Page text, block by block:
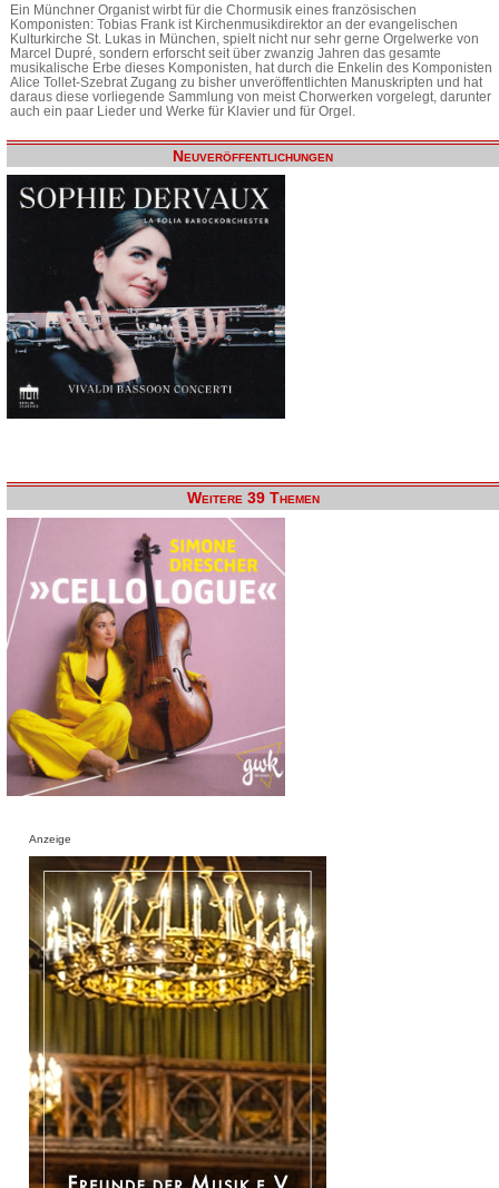
Ein Münchner Organist wirbt für die Chormusik eines französischen
Komponisten: Tobias Frank ist Kirchenmusikdirektor an der evangelischen
Kulturkirche St. Lukas in München, spielt nicht nur sehr gerne Orgelwerke von
Marcel Dupré, sondern erforscht seit über zwanzig Jahren das gesamte
musikalische Erbe dieses Komponisten, hat durch die Enkelin des Komponisten
Alice Tollet-Szebrat Zugang zu bisher unveröffentlichten Manuskripten und hat
daraus diese vorliegende Sammlung von meist Chorwerken vorgelegt, darunter
auch ein paar Lieder und Werke für Klavier und für Orgel.
Neuveröffentlichungen
Weitere 39 Themen
Anzeige